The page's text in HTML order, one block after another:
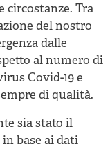
circostanze. Tra
del nostro
dalle
al numero di
Covid-19 e
di qualità.
sia stato il
base ai dati